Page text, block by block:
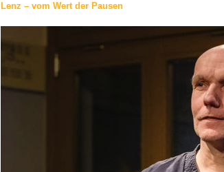
Lenz – vom Wert der Pausen